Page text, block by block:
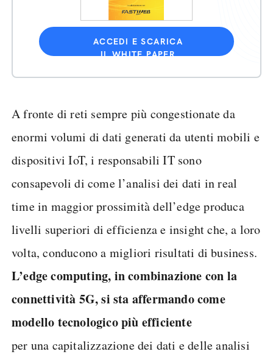
ACCEDI E SCARICA
IL WHITE PAPER
A fronte di reti sempre più congestionate da
enormi volumi di dati generati da utenti mobili e
dispositivi IoT, i responsabili IT sono
consapevoli di come l’analisi dei dati in real
time in maggior prossimità dell’edge produca
livelli superiori di efficienza e insight che, a loro
volta, conducono a migliori risultati di business.
L’edge computing, in combinazione con la
connettività 5G, si sta affermando come
modello tecnologico più efficiente
per una capitalizzazione dei dati e delle analisi